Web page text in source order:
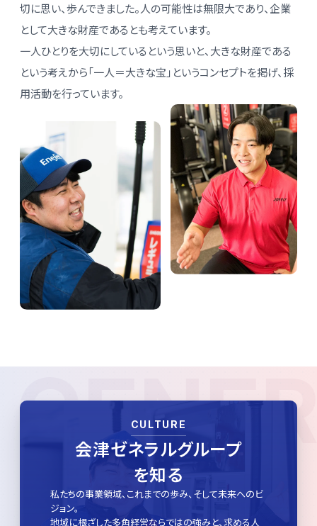
切に思い、歩んできました。人の可能性は無限大であり、企業
として大きな財産であるとも考えています。
一人ひとりを大切にしているという思いと、大きな財産である
という考えから「一人＝大きな宝」というコンセプトを掲げ、採
用活動を行っています。
CULTURE
会津ゼネラルグループ
を知る
私たちの事業領域、これまでの歩み、そして未来へのビ
ジョン。
地域に根ざした多角経営ならではの強みと、求める人